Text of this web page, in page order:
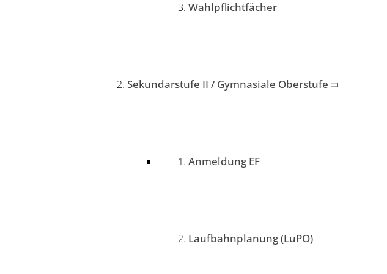
Wahlpflichtfächer
Sekundarstufe II / Gymnasiale Oberstufe
Anmeldung EF
Laufbahnplanung (LuPO)